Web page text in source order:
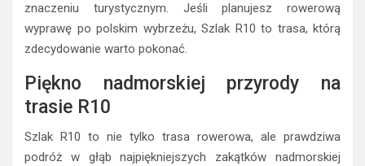
znaczeniu turystycznym. Jeśli planujesz rowerową
wyprawę po polskim wybrzeżu, Szlak R10 to trasa, którą
zdecydowanie warto pokonać.
Piękno nadmorskiej przyrody na
trasie R10
Szlak R10 to nie tylko trasa rowerowa, ale prawdziwa
podróż w głąb najpiękniejszych zakątków nadmorskiej